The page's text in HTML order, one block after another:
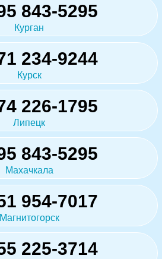
843-5295
Курган
234-9244
Курск
226-1795
Липецк
843-5295
Махачкала
954-7017
Магнитогорск
225-3714